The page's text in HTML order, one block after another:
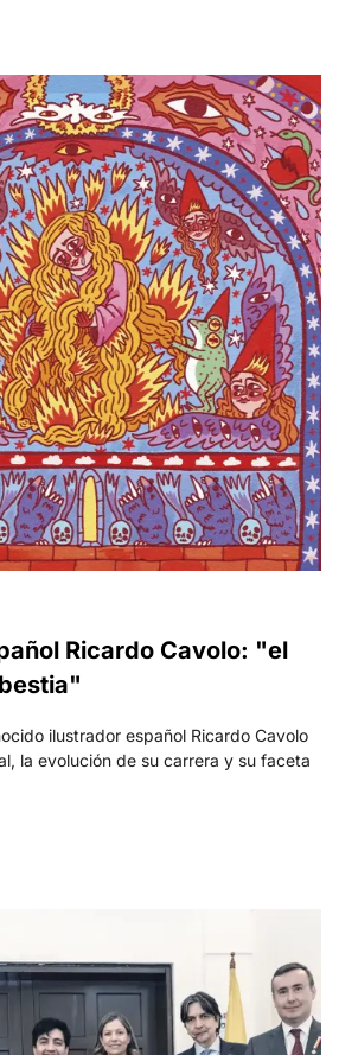
Ricardo Cavolo: "el
ilustrador español Ricardo Cavolo
la evolución de su carrera y su faceta